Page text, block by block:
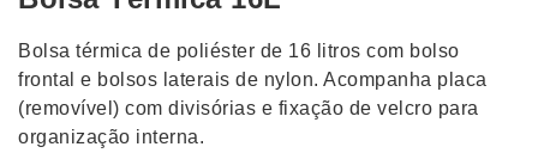
Bolsa térmica de poliéster de 16 litros com bolso
frontal e bolsos laterais de nylon. Acompanha placa
(removível) com divisórias e fixação de velcro para
organização interna.